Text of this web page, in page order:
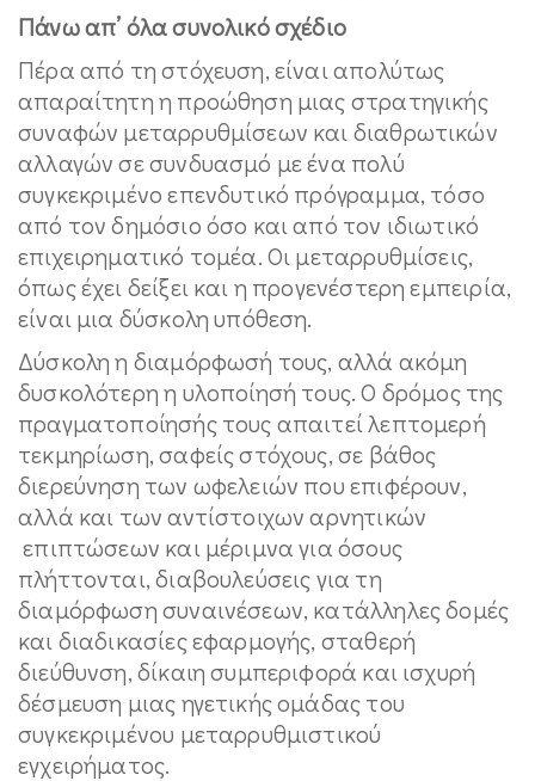
Πάνω απ’ όλα συνολικό σχέδιο
Πέρα από τη στόχευση, είναι απολύτως
απαραίτητη η προώθηση μιας στρατηγικής
συναφών μεταρρυθμίσεων και διαθρωτικών
αλλαγών σε συνδυασμό με ένα πολύ
συγκεκριμένο επενδυτικό πρόγραμμα, τόσο
από τον δημόσιο όσο και από τον ιδιωτικό
επιχειρηματικό τομέα. Οι μεταρρυθμίσεις,
όπως έχει δείξει και η προγενέστερη εμπειρία,
είναι μια δύσκολη υπόθεση.
Δύσκολη η διαμόρφωσή τους, αλλά ακόμη
δυσκολότερη η υλοποίησή τους. Ο δρόμος της
πραγματοποίησής τους απαιτεί λεπτομερή
τεκμηρίωση, σαφείς στόχους, σε βάθος
διερεύνηση των ωφελειών που επιφέρουν,
αλλά και των αντίστοιχων αρνητικών
επιπτώσεων και μέριμνα για όσους
πλήττονται, διαβουλεύσεις για τη
διαμόρφωση συναινέσεων, κατάλληλες δομές
και διαδικασίες εφαρμογής, σταθερή
διεύθυνση, δίκαιη συμπεριφορά και ισχυρή
δέσμευση μιας ηγετικής ομάδας του
συγκεκριμένου μεταρρυθμιστικού
εγχειρήματος.